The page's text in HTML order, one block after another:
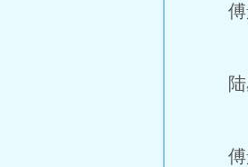
傅景
陆星
傅景